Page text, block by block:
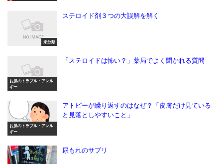
未分類
ステロイド剤３つの大誤解を解く
お肌のトラブル・アレル
ギー
「ステロイドは怖い？」薬局でよく聞かれる質問
お肌のトラブル・アレル
ギー
アトピーが繰り返すのはなぜ？「皮膚だけ見ている
と見落としやすいこと」
尿もれのサプリ